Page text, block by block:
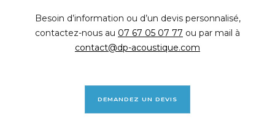
Besoin d’information ou d’un devis personnalisé,
contactez-nous au 07 67 05 07 77 ou par mail à
contact@dp-acoustique.com
DEMANDEZ UN DEVIS